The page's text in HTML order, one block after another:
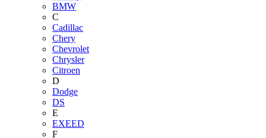
BMW
C
Cadillac
Chery
Chevrolet
Chrysler
Citroen
D
Dodge
DS
E
EXEED
F